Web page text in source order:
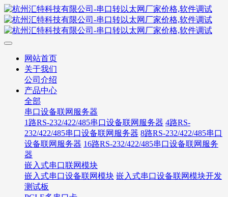
网站首页
关于我们
公司介绍
产品中心
全部
串口设备联网服务器
1路RS-232/422/485串口设备联网服务器 4路RS-
232/422/485串口设备联网服务器 8路RS-232/422/485串口
设备联网服务器 16路RS-232/422/485串口设备联网服务
器
嵌入式串口联网模块
嵌入式串口设备联网模块 嵌入式串口设备联网模块开发
测试板